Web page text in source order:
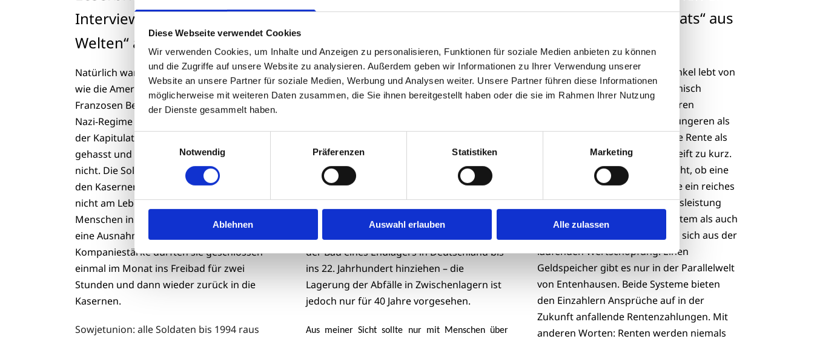
Diese Webseite verwendet Cookies
Wir verwenden Cookies, um Inhalte und Anzeigen zu personalisieren, Funktionen für soziale Medien anbieten zu können
und die Zugriffe auf unsere Website zu analysieren. Außerdem geben wir Informationen zu Ihrer Verwendung unserer
Website an unsere Partner für soziale Medien, Werbung und Analysen weiter. Unsere Partner führen diese Informationen
möglicherweise mit weiteren Daten zusammen, die Sie ihnen bereitgestellt haben oder die sie im Rahmen Ihrer Nutzung
der Dienste gesammelt haben.
Einwilligungsauswahl
Notwendig
Präferenzen Statistiken Marketing
Ablehnen Auswahl erlauben Alle zulassen
Interview „Zwischen allen
Welten“ aus Heft 04/2026
Natürlich waren die sowjetischen Soldaten
wie die Amerikaner, Engländer und
Franzosen Besatzer des von ihnen vom
Nazi-Regime befreiten Deutschland nach
der Kapitulation. Aber dass wir die Russen
gehasst und verachtet haben, das stimmt
nicht. Die Soldaten waren arme Kerle – in
den Kasernen eingesperrt, konnten sie
nicht am Leben der gleichaltrigen
Menschen in der DDR teilnehmen. Es gab
eine Ausnahme: In maximal
Kompaniestärke durften sie geschlossen
einmal im Monat ins Freibad für zwei
Stunden und dann wieder zurück in die
Kasernen.
Sowjetunion: alle Soldaten bis 1994 raus
Beitrag „Alle außer uns“ aus
Heft 04/2026
Mit Interesse, aber auch mit wachsender
Irritation, habe ich den Beitrag „Alle außer
Kernenergie verabschiedet hat. Was dabei
jedoch auffällig unterbeleuchtet bleibt, ist
das zentrale Problem dieser Technologie:
der Umgang mit ihrem Müll. Die
Endlagersuche bereitet nach wie vor große
Schwierigkeiten. Möglicherweise wird sich
der Bau eines Endlagers in Deutschland bis
ins 22. Jahrhundert hinziehen – die
Lagerung der Abfälle in Zwischenlagern ist
jedoch nur für 40 Jahre vorgesehen.
Aus meiner Sicht sollte nur mit Menschen über
Reform des Sozialstaats“ aus
Das Interview mit Johannes Winkel lebt von
einem populären, aber ökonomisch
dünnen Grundmuster: Die Älteren
erscheinen als Belastung, die Jüngeren als
Zahlmeister, und die gesetzliche Rente als
Problem an sich. Genau das greift zu kurz.
Die entscheidende Frage ist nicht, ob eine
Gesellschaft altert, sondern wie ein reiches
Land seine laufende Wirtschaftsleistung
verteilt. Sowohl das Umlagesystem als auch
die Kapitaldeckung finanzieren sich aus der
laufenden Wertschöpfung. Einen
Geldspeicher gibt es nur in der Parallelwelt
von Entenhausen. Beide Systeme bieten
den Einzahlern Ansprüche auf in der
Zukunft anfallende Rentenzahlungen. Mit
anderen Worten: Renten werden niemals